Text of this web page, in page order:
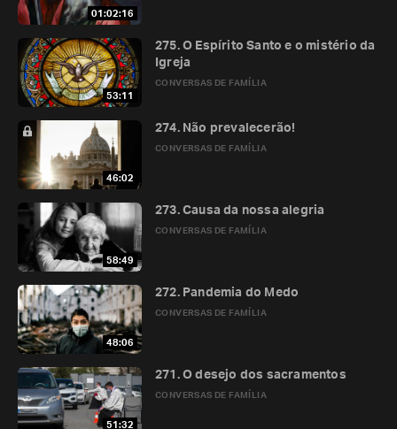
01:02:16
53:11
CONVERSAS DE FAMÍLIA
275. O Espírito Santo e o mistério da
Igreja
46:02
CONVERSAS DE FAMÍLIA
274. Não prevalecerão!
58:49
CONVERSAS DE FAMÍLIA
273. Causa da nossa alegria
48:06
CONVERSAS DE FAMÍLIA
272. Pandemia do Medo
51:32
CONVERSAS DE FAMÍLIA
271. O desejo dos sacramentos